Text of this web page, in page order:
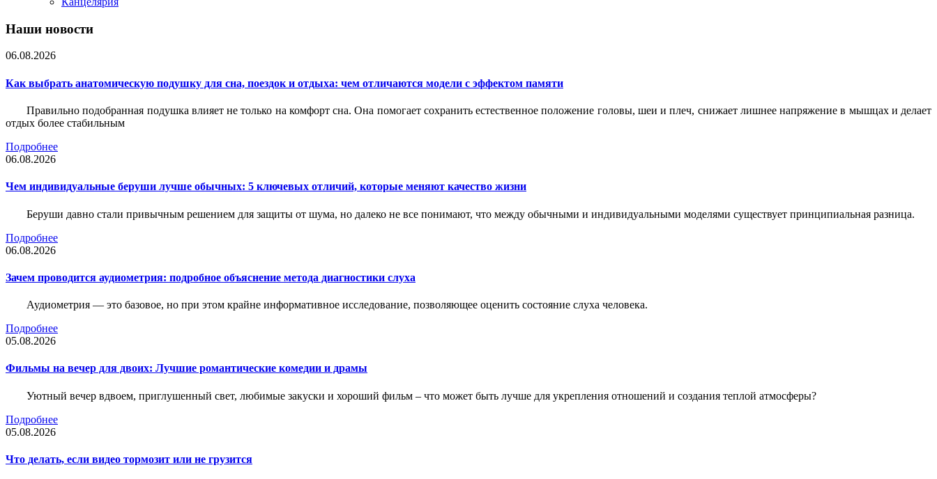
Наши новости
06.08.2026
Как выбрать анатомическую подушку для сна, поездок и отдыха: чем отличаются модели с эффектом памяти
Правильно подобранная подушка влияет не только на комфорт сна. Она помогает сохранить естественное положение головы, шеи и плеч, снижает лишнее напряжение в мышцах и делает
отдых более стабильным
Подробнее
06.08.2026
Чем индивидуальные беруши лучше обычных: 5 ключевых отличий, которые меняют качество жизни
Беруши давно стали привычным решением для защиты от шума, но далеко не все понимают, что между обычными и индивидуальными моделями существует принципиальная разница.
Подробнее
06.08.2026
Зачем проводится аудиометрия: подробное объяснение метода диагностики слуха
Аудиометрия — это базовое, но при этом крайне информативное исследование, позволяющее оценить состояние слуха человека.
Подробнее
05.08.2026
Фильмы на вечер для двоих: Лучшие романтические комедии и драмы
Уютный вечер вдвоем, приглушенный свет, любимые закуски и хороший фильм – что может быть лучше для укрепления отношений и создания теплой атмосферы?
Подробнее
05.08.2026
Что делать, если видео тормозит или не грузится